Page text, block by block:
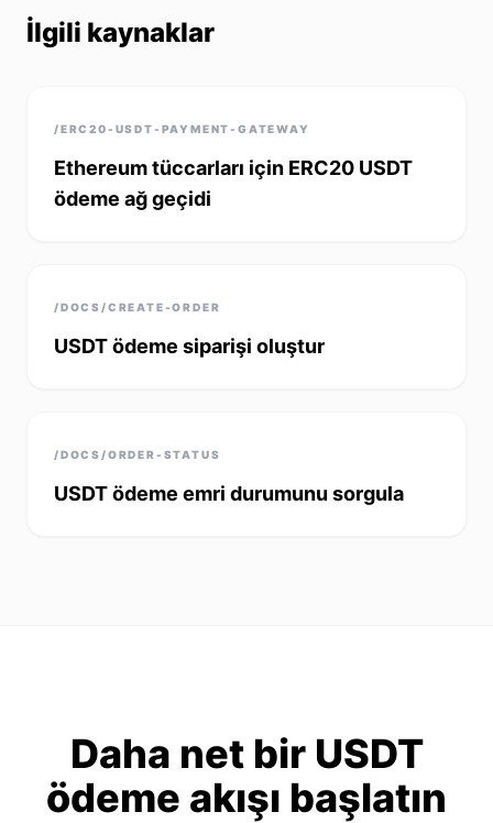
İlgili kaynaklar
/ERC20-USDT-PAYMENT-GATEWAY
Ethereum tüccarları için ERC20 USDT
ödeme ağ geçidi
/DOCS/CREATE-ORDER
USDT ödeme siparişi oluştur
/DOCS/ORDER-STATUS
USDT ödeme emri durumunu sorgula
Daha net bir USDT
ödeme akışı başlatın